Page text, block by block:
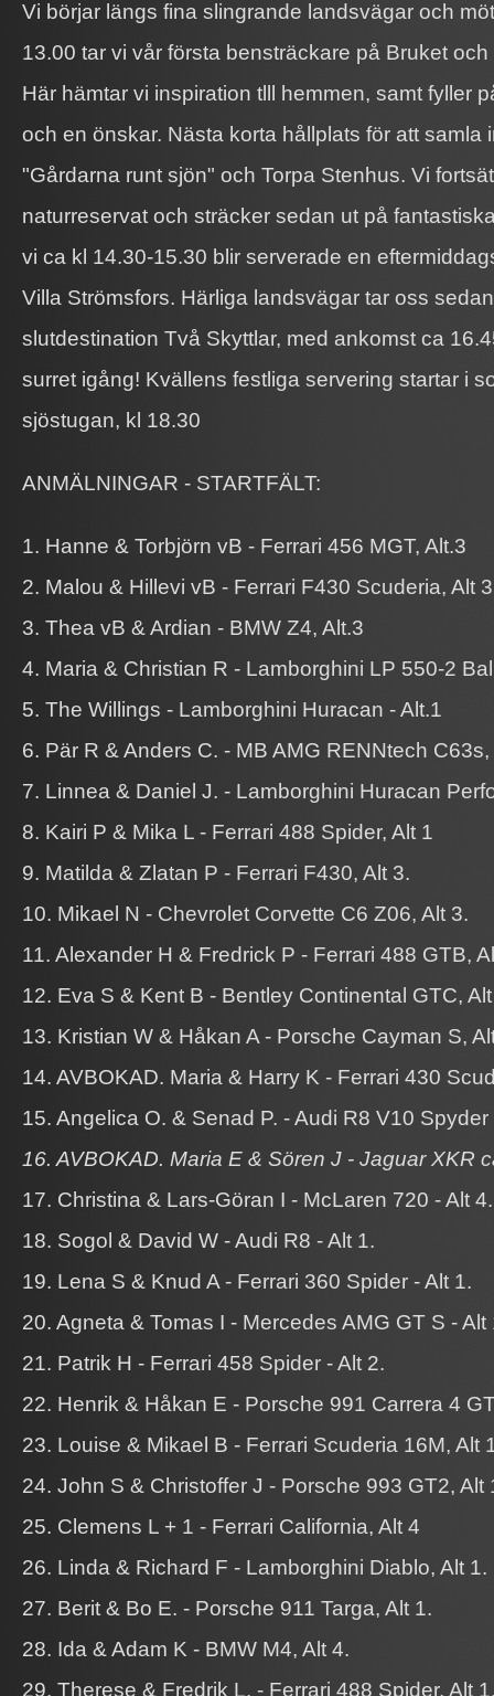
Vi börjar längs fina slingrande landsvägar och
13.00 tar vi vår första bensträckare på Bruket
Här hämtar vi inspiration tlll hemmen, samt fyller
och en önskar. Nästa korta hållplats för att samla
"Gårdarna runt sjön" och Torpa Stenhus. Vi
naturreservat och sträcker sedan ut på
vi ca kl 14.30-15.30 blir serverade en
Villa Strömsfors. Härliga landsvägar tar oss
slutdestination Två Skyttlar, med ankomst ca
surret igång! Kvällens festliga servering startar i
sjöstugan, kl 18.30
ANMÄLNINGAR - STARTFÄLT:
1. Hanne & Torbjörn vB - Ferrari 456 MGT, Alt.3
2. Malou & Hillevi vB - Ferrari F430 Scuderia, Alt 3
3. Thea vB & Ardian - BMW Z4, Alt.3
4. Maria & Christian R - Lamborghini LP 550-2
5. The Willings - Lamborghini Huracan - Alt.1
6. Pär R & Anders C. - MB AMG RENNtech C63s,
7. Linnea & Daniel J. - Lamborghini Huracan
8. Kairi P & Mika L - Ferrari 488 Spider, Alt 1
9. Matilda & Zlatan P - Ferrari F430, Alt 3.
10. Mikael N - Chevrolet Corvette C6 Z06, Alt 3.
11. Alexander H & Fredrick P - Ferrari 488 GTB,
12. Eva S & Kent B - Bentley Continental GTC,
13. Kristian W & Håkan A - Porsche Cayman S,
14. AVBOKAD. Maria & Harry K - Ferrari 430
15. Angelica O. & Senad P. - Audi R8 V10 Spyder
16. AVBOKAD. Maria E & Sören J - Jaguar XKR
17. Christina & Lars-Göran I - McLaren 720 - Alt 4.
18. Sogol & David W - Audi R8 - Alt 1.
19. Lena S & Knud A - Ferrari 360 Spider - Alt 1.
20. Agneta & Tomas I - Mercedes AMG GT S - Alt
21. Patrik H - Ferrari 458 Spider - Alt 2.
22. Henrik & Håkan E - Porsche 991 Carrera 4
23. Louise & Mikael B - Ferrari Scuderia 16M, Alt
24. John S & Christoffer J - Porsche 993 GT2, Alt
25. Clemens L + 1 - Ferrari California, Alt 4
26. Linda & Richard F - Lamborghini Diablo, Alt 1.
27. Berit & Bo E. - Porsche 911 Targa, Alt 1.
28. Ida & Adam K - BMW M4, Alt 4.
29. Therese & Fredrik L. - Ferrari 488 Spider, Alt